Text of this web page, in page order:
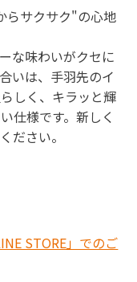
らサクサク"の心地
な味わいがクセに
いは、手羽先のイ
しく、キラッと輝
仕様です。新しく
ださい。
STORE」でのご